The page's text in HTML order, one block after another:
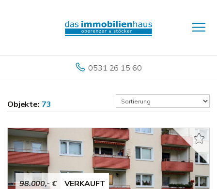
0531 26 15 60
Objekte: 73
98.000,- € VERKAUFT